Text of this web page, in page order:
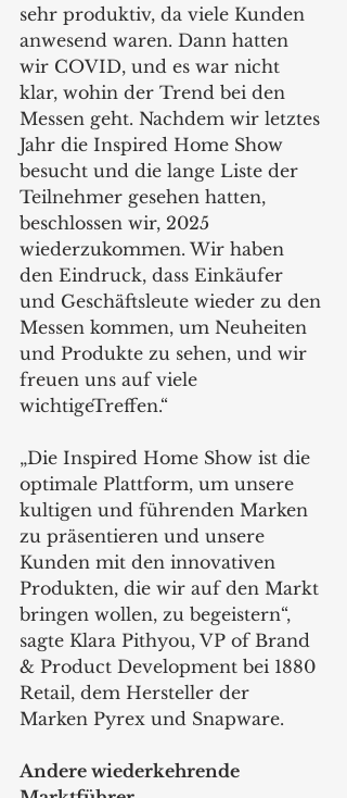
sehr produktiv, da viele Kunden
anwesend waren. Dann hatten
wir COVID, und es war nicht
klar, wohin der Trend bei den
Messen geht. Nachdem wir letztes
Jahr die Inspired Home Show
besucht und die lange Liste der
Teilnehmer gesehen hatten,
beschlossen wir, 2025
wiederzukommen. Wir haben
den Eindruck, dass Einkäufer
und Geschäftsleute wieder zu den
Messen kommen, um Neuheiten
und Produkte zu sehen, und wir
freuen uns auf viele
wichtigeTreffen.“
„Die Inspired Home Show ist die
optimale Plattform, um unsere
kultigen und führenden Marken
zu präsentieren und unsere
Kunden mit den innovativen
Produkten, die wir auf den Markt
bringen wollen, zu begeistern“,
sagte Klara Pithyou, VP of Brand
& Product Development bei 1880
Retail, dem Hersteller der
Marken Pyrex und Snapware.
Andere wiederkehrende